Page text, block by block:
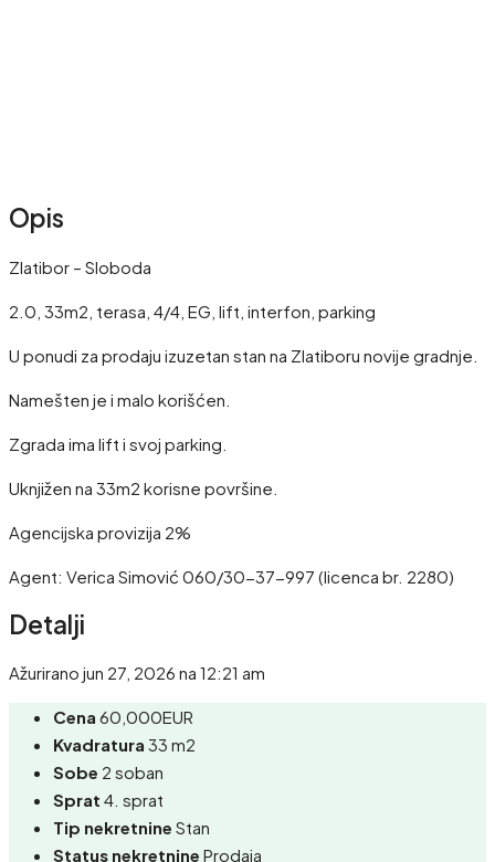
Opis
Zlatibor – Sloboda
2.0, 33m2, terasa, 4/4, EG, lift, interfon, parking
U ponudi za prodaju izuzetan stan na Zlatiboru novije gradnje.
Namešten je i malo korišćen.
Zgrada ima lift i svoj parking.
Uknjižen na 33m2 korisne površine.
Agencijska provizija 2%
Agent: Verica Simović 060/30-37-997 (licenca br. 2280)
Detalji
Ažurirano jun 27, 2026 na 12:21 am
Cena 60,000EUR
Kvadratura 33 m2
Sobe 2 soban
Sprat 4. sprat
Tip nekretnine Stan
Status nekretnine Prodaja